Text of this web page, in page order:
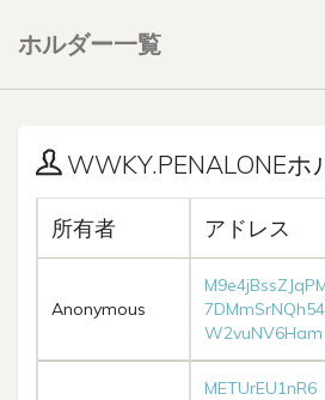
ホルダー一覧
WWKY.PENALONEホ
所有者 アドレス
Anonymous
7DMmSrNQh54
W2vuNV6Ham
METUrEU1nR6